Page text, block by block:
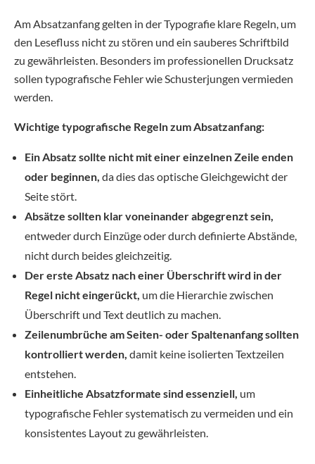
Am Absatzanfang gelten in der Typografie klare Regeln, um
den Lesefluss nicht zu stören und ein sauberes Schriftbild
zu gewährleisten. Besonders im professionellen Drucksatz
sollen typografische Fehler wie Schusterjungen vermieden
werden.
Wichtige typografische Regeln zum Absatzanfang:
Ein Absatz sollte nicht mit einer einzelnen Zeile enden
oder beginnen, da dies das optische Gleichgewicht der
Seite stört.
Absätze sollten klar voneinander abgegrenzt sein,
entweder durch Einzüge oder durch definierte Abstände,
nicht durch beides gleichzeitig.
Der erste Absatz nach einer Überschrift wird in der
Regel nicht eingerückt, um die Hierarchie zwischen
Überschrift und Text deutlich zu machen.
Zeilenumbrüche am Seiten- oder Spaltenanfang sollten
kontrolliert werden, damit keine isolierten Textzeilen
entstehen.
Einheitliche Absatzformate sind essenziell, um
typografische Fehler systematisch zu vermeiden und ein
konsistentes Layout zu gewährleisten.